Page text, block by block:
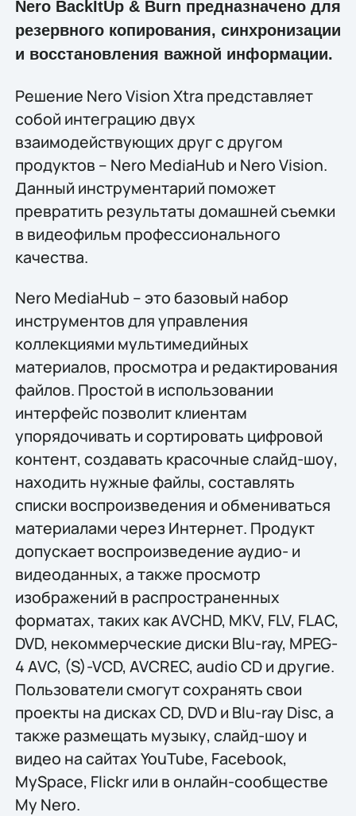
Nero BackItUp & Burn предназначено для
резервного копирования, синхронизации
и восстановления важной информации.
Решение Nero Vision Xtra представляет
собой интеграцию двух
взаимодействующих друг с другом
продуктов – Nero MediaHub и Nero Vision.
Данный инструментарий поможет
превратить результаты домашней съемки
в видеофильм профессионального
качества.
Nero MediaHub – это базовый набор
инструментов для управления
коллекциями мультимедийных
материалов, просмотра и редактирования
файлов. Простой в использовании
интерфейс позволит клиентам
упорядочивать и сортировать цифровой
контент, создавать красочные слайд-шоу,
находить нужные файлы, составлять
списки воспроизведения и обмениваться
материалами через Интернет. Продукт
допускает воспроизведение аудио- и
видеоданных, а также просмотр
изображений в распространенных
форматах, таких как AVCHD, MKV, FLV, FLAC,
DVD, некоммерческие диски Blu-ray, MPEG-
4 AVC, (S)-VCD, AVCREC, audio CD и другие.
Пользователи смогут сохранять свои
проекты на дисках CD, DVD и Blu-ray Disc, а
также размещать музыку, слайд-шоу и
видео на сайтах YouTube, Facebook,
MySpace, Flickr или в онлайн-сообществе
My Nero.